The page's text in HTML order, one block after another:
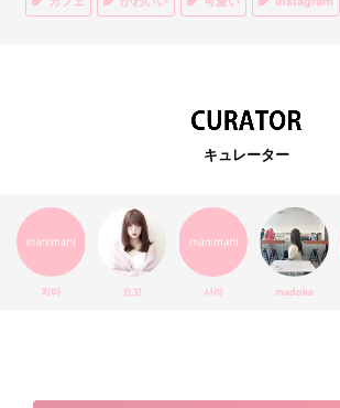
キュレーター
치타 요꼬 사라 madoka
ダイエット stylekorean
韓国グルメ スタイルコリアン
インスタグラム SEVENTEEN セルカ
エチュードハウス 防弾少年団 アプリ
コラボ YouTube 少女時代 SNS映え